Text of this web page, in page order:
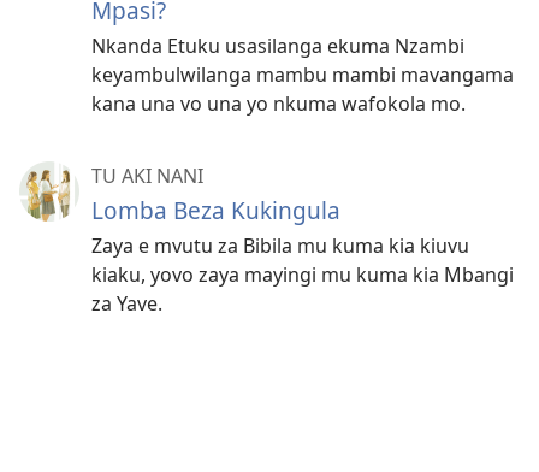
Mpasi?
Nkanda Etuku usasilanga ekuma Nzambi
keyambulwilanga mambu mambi mavangama
kana una vo una yo nkuma wafokola mo.
TU AKI NANI
Lomba Beza Kukingula
Zaya e mvutu za Bibila mu kuma kia kiuvu
kiaku, yovo zaya mayingi mu kuma kia Mbangi
za Yave.